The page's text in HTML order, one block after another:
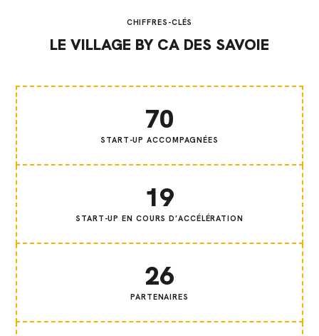
CHIFFRES-CLÉS
LE VILLAGE BY CA DES SAVOIE
70
START-UP ACCOMPAGNÉES
19
START-UP EN COURS D’ACCÉLÉRATION
26
PARTENAIRES